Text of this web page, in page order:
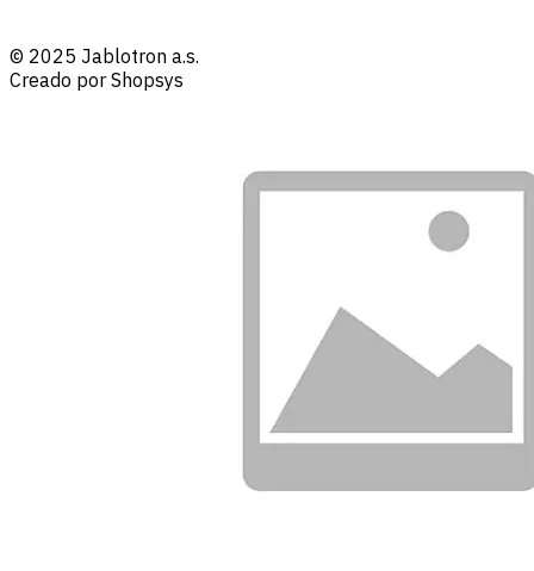
© 2025 Jablotron a.s.
Creado por Shopsys